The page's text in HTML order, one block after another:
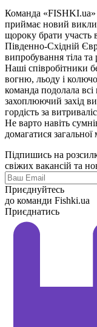
Команда «FISHKI.ua»
приймає новий
щороку брати участь
Південно-Східній
випробування тіла та
Наші співробітники
вогню, льоду і
команда подолала
захоплюючий захід
гордість за
Не варто навіть
домагатися
Підпишись на
свіжих вакансій та
Приєднуйтесь
до команди Fishki.ua
Приєднатись